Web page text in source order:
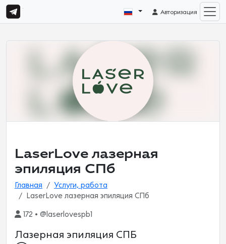
Авторизация
LaserLove лазерная
эпиляция СПб
Главная
Услуги, работа
LaserLove лазерная эпиляция СПб
172 • @laserlovespb1
Лазерная эпиляция СПБ